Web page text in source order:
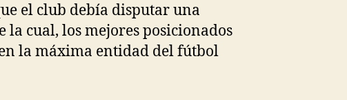
el club debía disputar una
la cual, los mejores posicionados
la máxima entidad del fútbol